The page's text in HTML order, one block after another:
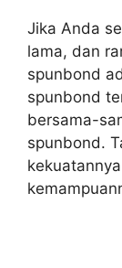
Jika Anda
lama, dan
spunbond
spunbond
bersama-
spunbond.